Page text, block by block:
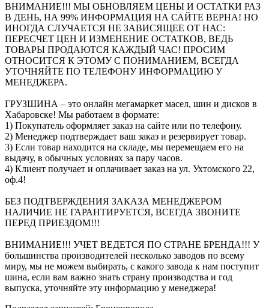
ВНИМАНИЕ!!! МЫ ОБНОВЛЯЕМ ЦЕНЫ И ОСТАТКИ РАЗ
В ДЕНЬ, НА 99% ИНФОРМАЦИЯ НА САЙТЕ ВЕРНА! НО
ИНОГДА СЛУЧАЕТСЯ НЕ ЗАВИСЯЩЕЕ ОТ НАС:
ПЕРЕСЧЕТ ЦЕН И ИЗМЕНЕНИЕ ОСТАТКОВ, ВЕДЬ
ТОВАРЫ ПРОДАЮТСЯ КАЖДЫЙ ЧАС! ПРОСИМ
ОТНОСИТСЯ К ЭТОМУ С ПОНИМАНИЕМ, ВСЕГДА
УТОЧНЯЙТЕ ПО ТЕЛЕФОНУ ИНФОРМАЦИЮ У
МЕНЕДЖЕРА.
ГРУЗШИНА – это онлайн мегамаркет масел, шин и дисков в
Хабаровске! Мы работаем в формате:
1) Покупатель оформляет заказ на сайте или по телефону.
2) Менеджер подтверждает ваш заказ и резервирует товар.
3) Если товар находится на складе, мы перемещаем его на
выдачу, в обычных условиях за пару часов.
4) Клиент получает и оплачивает заказ на ул. Ухтомского 22,
оф.4!
БЕЗ ПОДТВЕРЖДЕНИЯ ЗАКАЗА МЕНЕДЖЕРОМ
НАЛИЧИЕ НЕ ГАРАНТИРУЕТСЯ, ВСЕГДА ЗВОНИТЕ
ПЕРЕД ПРИЕЗДОМ!!!
ВНИМАНИЕ!!! УЧЕТ ВЕДЕТСЯ ПО СТРАНЕ БРЕНДА!!! У
большинства производителей несколько заводов по всему
миру, мы не можем выбирать, с какого завода к нам поступит
шина, если вам важно знать страну производства и год
выпуска, уточняйте эту информацию у менеджера!